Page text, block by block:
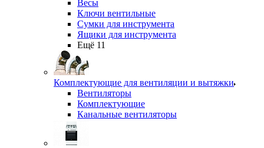
Весы
Ключи вентильные
Сумки для инструмента
Ящики для инструмента
Ещё 11
Комплектующие для вентиляции и вытяжки
Вентиляторы
Комплектующие
Канальные вентиляторы